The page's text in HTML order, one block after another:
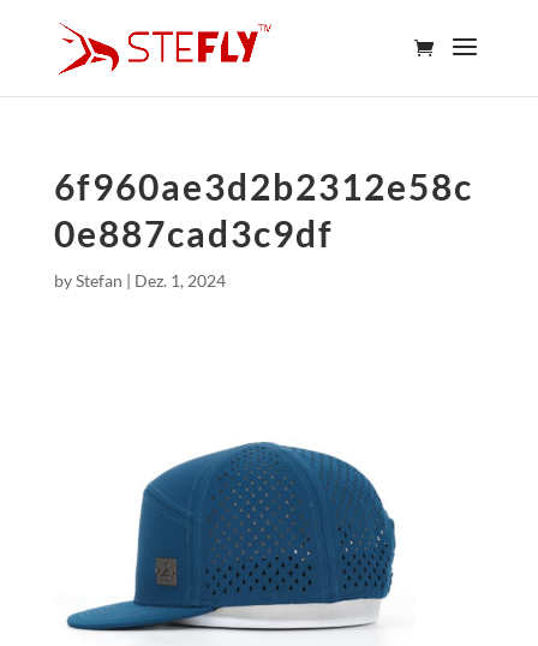
6f960ae3d2b2312e58c
0e887cad3c9df
byStefan | Dez. 1, 2024